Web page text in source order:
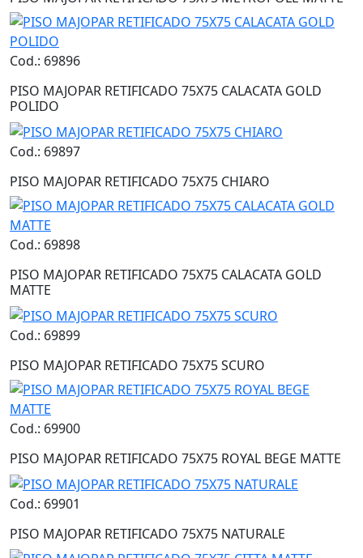
Cod.: 69896
PISO MAJOPAR RETIFICADO 75X75 CALACATA GOLD
POLIDO
Cod.: 69897
PISO MAJOPAR RETIFICADO 75X75 CHIARO
Cod.: 69898
PISO MAJOPAR RETIFICADO 75X75 CALACATA GOLD
MATTE
Cod.: 69899
PISO MAJOPAR RETIFICADO 75X75 SCURO
Cod.: 69900
PISO MAJOPAR RETIFICADO 75X75 ROYAL BEGE MATTE
Cod.: 69901
PISO MAJOPAR RETIFICADO 75X75 NATURALE